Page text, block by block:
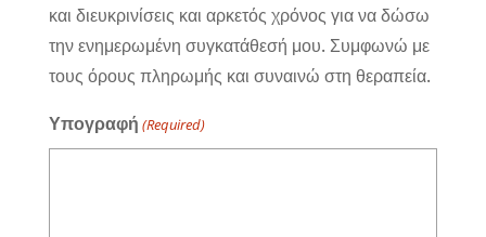
και διευκρινίσεις και αρκετός χρόνος για να δώσω
την ενημερωμένη συγκατάθεσή μου. Συμφωνώ με
τους όρους πληρωμής και συναινώ στη θεραπεία.
Υπογραφή (Required)